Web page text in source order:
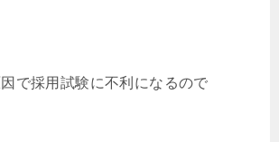
で採用試験に不利になるので